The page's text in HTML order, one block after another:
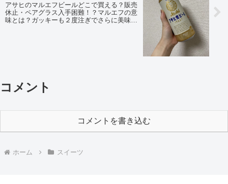
アサヒのマルエフビールどこで買える？販売
休止・ペアグラス入手困難！？マルエフの意
味とは？ガッキーも２度注ぎでさらに美味し
コメント
コメントを書き込む
ホーム スイーツ